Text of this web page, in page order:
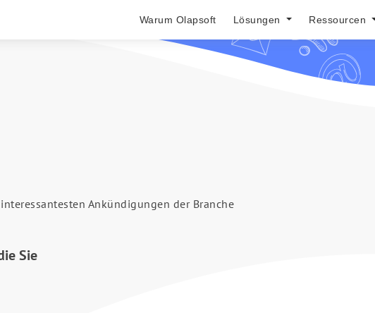
Warum Olapsoft Lösungen Ressourcen
Ankündigungen der Branche
Sie